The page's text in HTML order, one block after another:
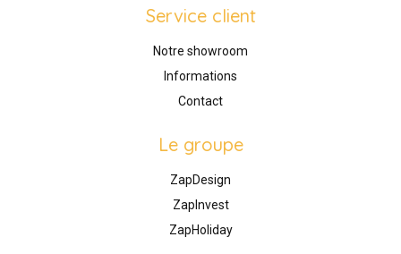
Service client
Notre showroom
Informations
Contact
Le groupe
ZapDesign
ZapInvest
ZapHoliday